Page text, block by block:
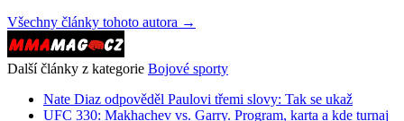
Všechny články tohoto autora →
Další články z kategorie Bojové sporty
Nate Diaz odpověděl Paulovi třemi slovy: Tak se ukaž
UFC 330: Makhachev vs. Garry. Program, karta a kde turnaj